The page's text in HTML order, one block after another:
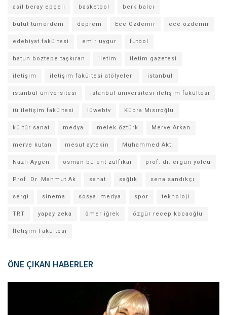
asil beray epçeli basketbol berk balcı
bulut tümerdem deprem Ece Özdemir ece özdemir
edebiyat fakültesi emir uygur futbol
hatun boztepe taşkıran iletim iletim gazetesi
iletişim iletişim fakültesi atölyeleri istanbul
istanbul üniversitesi istanbul üniversitesi iletişim fakültesi
iü iletişim fakültesi iüwebtv Kübra Mısıroğlu
kültür sanat medya melek öztürk Merve Arkan
merve kutan mesut aytekin Muhammed Aktı
Nazlı Aygen osman bülent zülfikar prof. dr. ergün yolcu
Prof. Dr. Mahmut Ak sanat sağlık sena sandıkçı
sergi sinema sosyal medya spor teknoloji
TRT yapay zeka ömer iğrek özgür recep kocaoğlu
İletişim Fakültesi
ÖNE ÇIKAN HABERLER